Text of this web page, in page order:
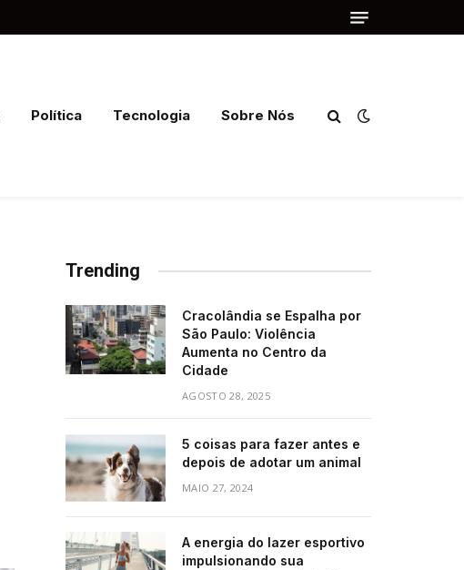
Política Tecnologia Sobre Nós
Trending
Cracolândia se Espalha por
São Paulo: Violência
Aumenta no Centro da
Cidade
AGOSTO 28, 2025
5 coisas para fazer antes e
depois de adotar um animal
MAIO 27, 2024
A energia do lazer esportivo
impulsionando sua